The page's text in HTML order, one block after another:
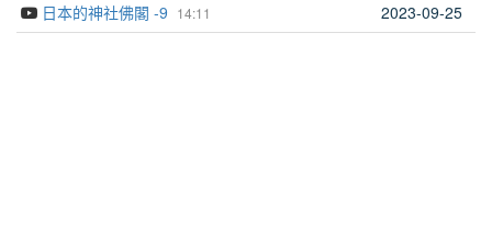
14:11
日本的神社佛閣 -9 2023-09-25